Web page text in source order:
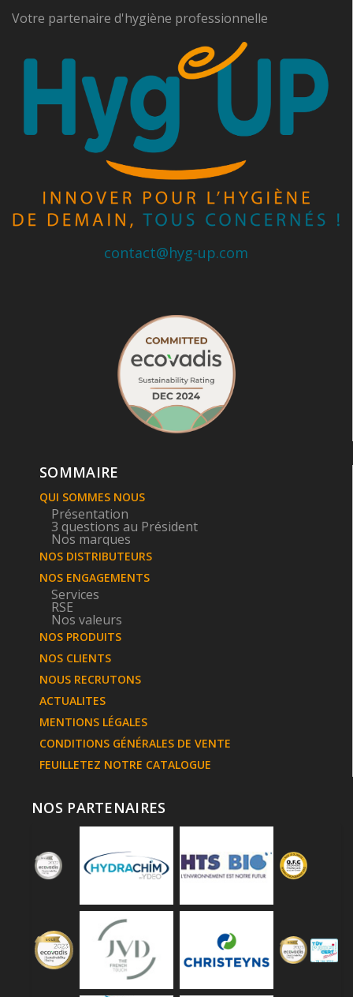
Votre partenaire d'hygiène professionnelle
contact@hyg-up.com
SOMMAIRE
QUI SOMMES NOUS
Présentation
3 questions au Président
Nos marques
NOS DISTRIBUTEURS
NOS ENGAGEMENTS
Services
RSE
Nos valeurs
NOS PRODUITS
NOS CLIENTS
NOUS RECRUTONS
ACTUALITES
MENTIONS LÉGALES
CONDITIONS GÉNÉRALES DE VENTE
FEUILLETEZ NOTRE CATALOGUE
NOS PARTENAIRES